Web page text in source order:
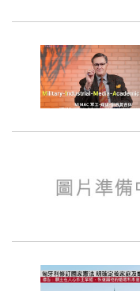
生物科技
出版（影音/圖書/雜誌）
文化資產/文物保護